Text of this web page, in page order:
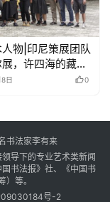
物|印尼策展团队
，许四海的藏壶
日 0
书法家李有来
导下的专业艺术类新闻
书法报》社、《中国书
等。
09030184号-2